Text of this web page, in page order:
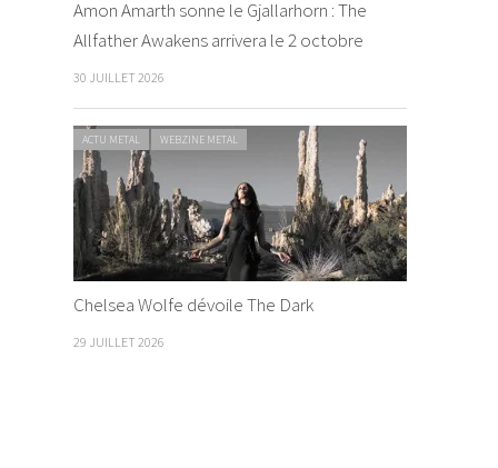
Amon Amarth sonne le Gjallarhorn : The
Allfather Awakens arrivera le 2 octobre
30 JUILLET 2026
ACTU METAL WEBZINE METAL
Chelsea Wolfe dévoile The Dark
29 JUILLET 2026